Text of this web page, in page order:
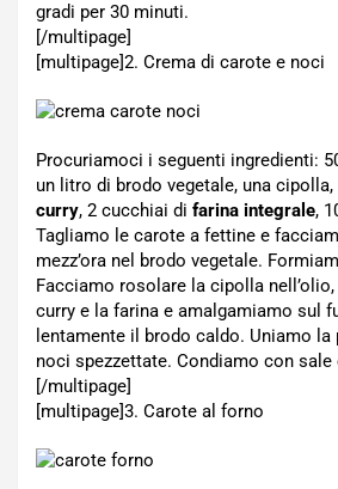
gradi per 30 minuti.
[/multipage]
[multipage]2. Crema di carote e noci
Procuriamoci i seguenti ingredienti:
un litro di brodo vegetale, una
curry, 2 cucchiai di farina integrale,
Tagliamo le carote a fettine e
mezz’ora nel brodo vegetale.
Facciamo rosolare la cipolla nell’olio,
curry e la farina e amalgamiamo sul
lentamente il brodo caldo. Uniamo la
noci spezzettate. Condiamo con sale
[/multipage]
[multipage]3. Carote al forno